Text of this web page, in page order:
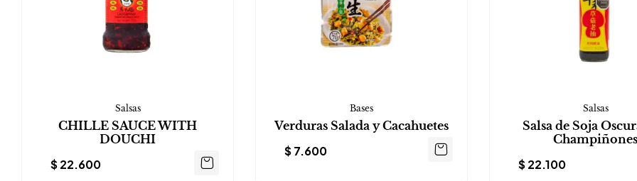
Salsas
CHILLE SAUCE WITH
DOUCHI
$22.600
Bases
Verduras Salada y Cacahuetes
$7.600
Salsas
Salsa de Soja
Champiñones
$22.100